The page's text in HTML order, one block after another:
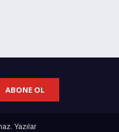
ABONE OL
Yazılar